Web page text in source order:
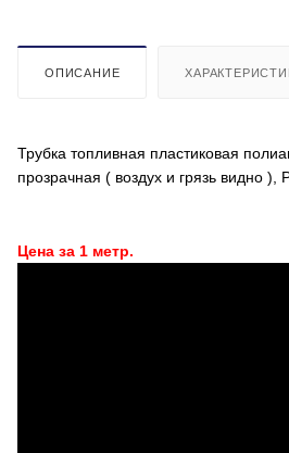
ОПИСАНИЕ
Трубка топливная пластиковая
прозрачная ( воздух и грязь видно ),
Цена за 1 метр.